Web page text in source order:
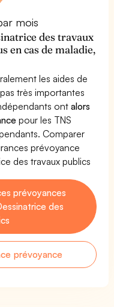
mois
des travaux
en cas de maladie,
les aides de
très importantes
ontalors
pour les TNS
Comparer
prévoyance
des travaux publics
prévoyances
des
prévoyance